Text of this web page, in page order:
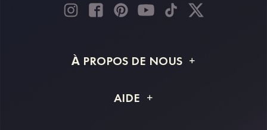
À PROPOS DE NOUS
Livraison
AIDE